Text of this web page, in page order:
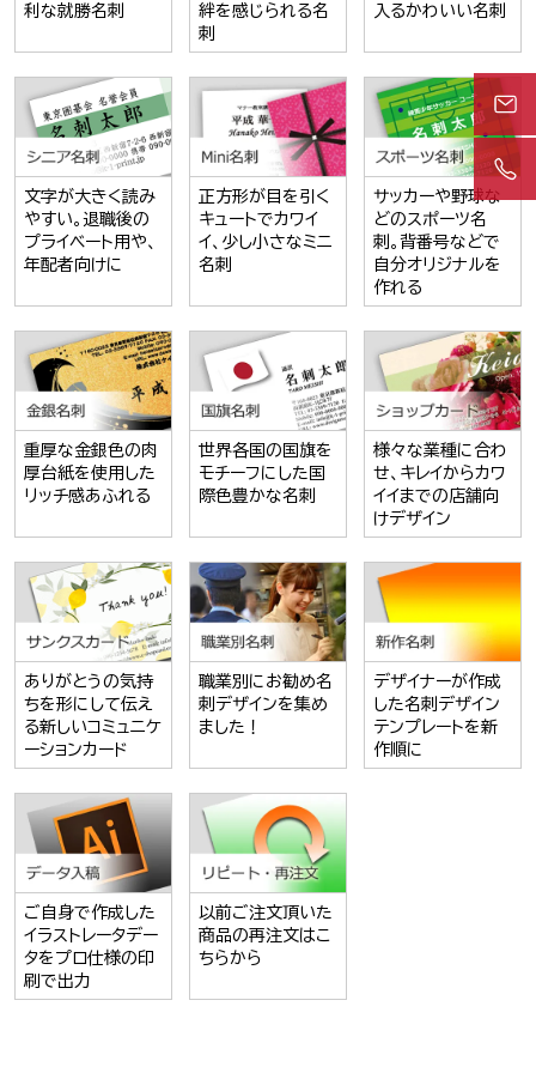
利な就勝名刺
絆を感じられる名
刺
入るかわいい名刺
文字が大きく読み
やすい。退職後の
プライベート用や、
年配者向けに
正方形が目を引く
キュートでカワイ
イ、少し小さなミニ
名刺
サッカーや野球な
どのスポーツ名
刺。背番号などで
自分オリジナルを
作れる
重厚な金銀色の肉
厚台紙を使用した
リッチ感あふれる
世界各国の国旗を
モチーフにした国
際色豊かな名刺
様々な業種に合わ
せ、キレイからカワ
イイまでの店舗向
けデザイン
ありがとうの気持
ちを形にして伝え
る新しいコミュニケ
ーションカード
職業別にお勧め名
刺デザインを集め
ました！
デザイナーが作成
した名刺デザイン
テンプレートを新
作順に
ご自身で作成した
イラストレータデー
タをプロ仕様の印
刷で出力
以前ご注文頂いた
商品の再注文はこ
ちらから